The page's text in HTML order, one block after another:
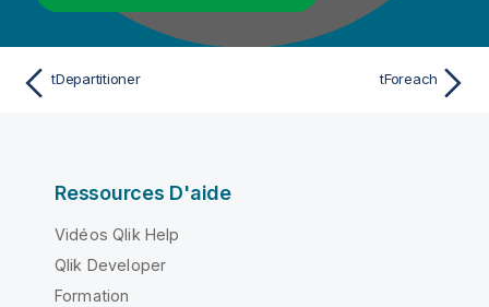
tDepartitioner tForeach
Ressources D'aide
Vidéos Qlik Help
Qlik Developer
Formation